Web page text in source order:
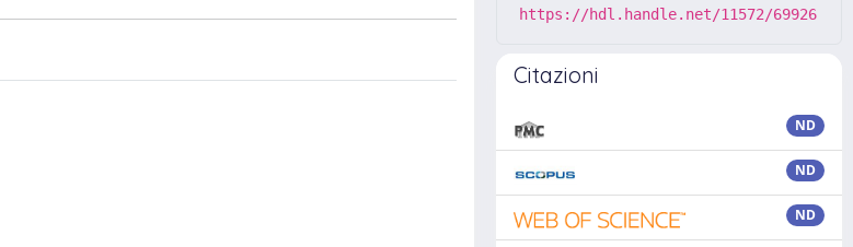
https://hdl.handle.net/11572/69926
Citazioni
ND
ND
ND